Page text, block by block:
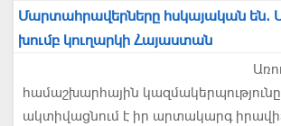
Մարտահրավերները հսկայական են.
խումբ կուղարկի Հայաստան
համաշխարհային կազմակերպությունը
ակտիվացնում է իր արտակարգ